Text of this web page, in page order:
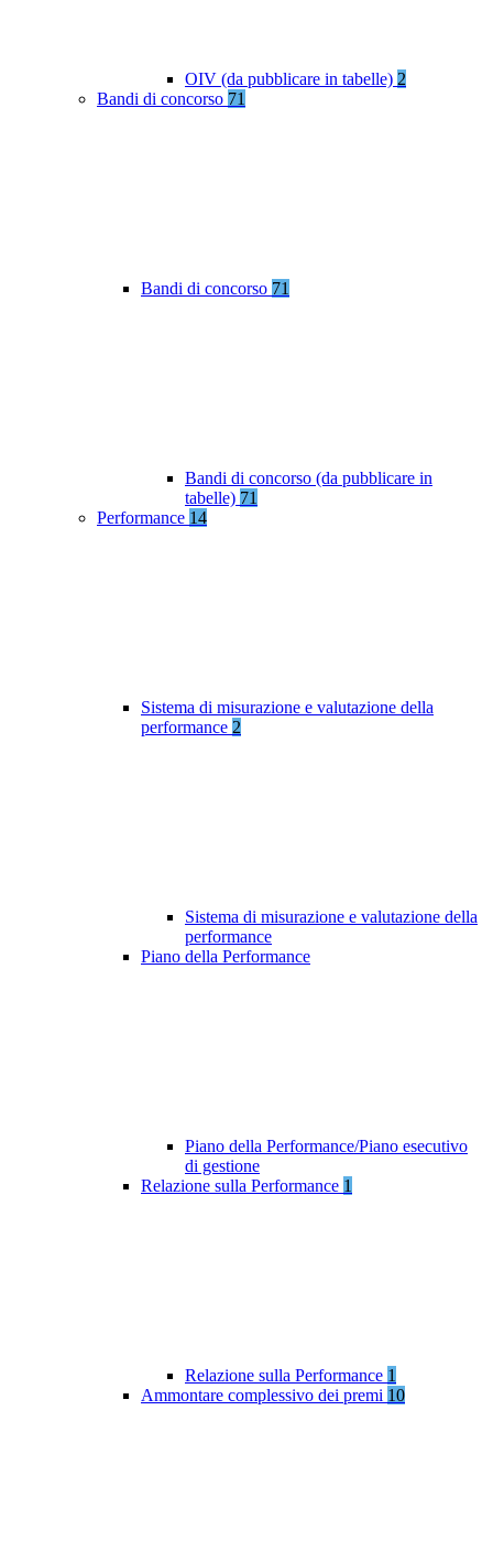
OIV (da pubblicare in tabelle) 2
Bandi di concorso 71
Bandi di concorso 71
Bandi di concorso (da pubblicare in
tabelle) 71
Performance 14
Sistema di misurazione e valutazione della
performance 2
Sistema di misurazione e valutazione della
performance
Piano della Performance
Piano della Performance/Piano esecutivo
di gestione
Relazione sulla Performance 1
Relazione sulla Performance 1
Ammontare complessivo dei premi 10